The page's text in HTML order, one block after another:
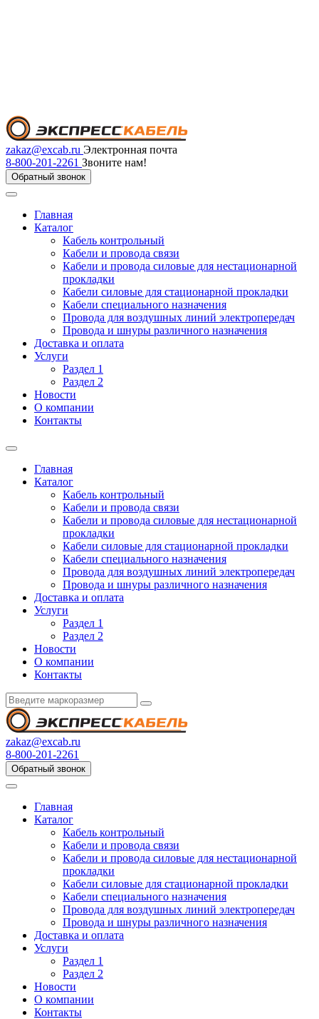
zakaz@excab.ru Электронная почта
8-800-201-2261 Звоните нам!
Обратный звонок
Главная
Каталог
Кабель контрольный
Кабели и провода связи
Кабели и провода силовые для нестационарной
прокладки
Кабели силовые для стационарной прокладки
Кабели специального назначения
Провода для воздушных линий электропередач
Провода и шнуры различного назначения
Доставка и оплата
Услуги
Раздел 1
Раздел 2
Новости
О компании
Контакты
Главная
Каталог
Кабель контрольный
Кабели и провода связи
Кабели и провода силовые для нестационарной
прокладки
Кабели силовые для стационарной прокладки
Кабели специального назначения
Провода для воздушных линий электропередач
Провода и шнуры различного назначения
Доставка и оплата
Услуги
Раздел 1
Раздел 2
Новости
О компании
Контакты
zakaz@excab.ru
8-800-201-2261
Обратный звонок
Главная
Каталог
Кабель контрольный
Кабели и провода связи
Кабели и провода силовые для нестационарной
прокладки
Кабели силовые для стационарной прокладки
Кабели специального назначения
Провода для воздушных линий электропередач
Провода и шнуры различного назначения
Доставка и оплата
Услуги
Раздел 1
Раздел 2
Новости
О компании
Контакты